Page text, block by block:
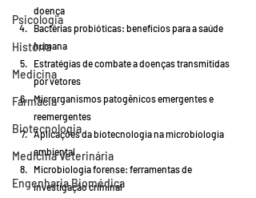
Psicologia
História
Medicina
Farmácia
Biotecnologia
Medicina Veterinária
Engenharia Biomédica
doença
Bactérias probióticas: benefícios para a saúde
humana
Estratégias de combate a doenças transmitidas
por vetores
Microrganismos patogênicos emergentes e
reemergentes
Aplicações da biotecnologia na microbiologia
ambiental
Microbiologia forense: ferramentas de
investigação criminal